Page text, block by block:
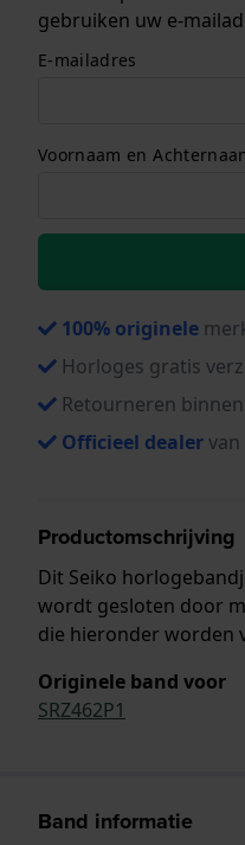
gebruiken uw e-
E-mailadres
Voornaam en
100% originele
Horloges gratis
Retourneren
Officieel dealervan
Productomschrijving
Dit Seiko
wordt gesloten door
die hieronder worden
Originele band voor
SRZ462P1
Band informatie